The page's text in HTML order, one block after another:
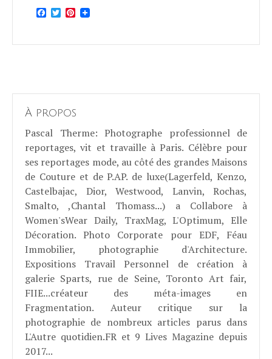
Facebook
TwitterPinterest
À propos
Pascal Therme: Photographe professionnel de
reportages, vit et travaille à Paris. Célèbre pour
ses reportages mode, au côté des grandes Maisons
de Couture et de P.AP. de luxe(Lagerfeld, Kenzo,
Castelbajac, Dior, Westwood, Lanvin, Rochas,
Smalto, ,Chantal Thomass...) a Collabore à
Women'sWear Daily, TraxMag, L'Optimum, Elle
Décoration. Photo Corporate pour EDF, Féau
Immobilier, photographie d'Architecture.
Expositions Travail Personnel de création à
galerie Sparts, rue de Seine, Toronto Art fair,
FIIE...créateur des méta-images en
Fragmentation. Auteur critique sur la
photographie de nombreux articles parus dans
L'Autre quotidien.FR et 9 Lives Magazine depuis
2017...